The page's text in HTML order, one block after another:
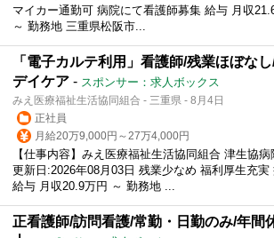
マイカー通勤可 病院にて看護師募集 給与 月収
～ 勤務地 三重県松阪市...
「電子カルテ利用」看護師/残業ほぼな
デイケア - スポンサー：求人ボックス
みえ医療福祉生活協同組合 - 三重県 - 8月4日
正社員
月給20万9,000円～27万4,000円
【仕事内容】みえ医療福祉生活協同組合 津生協
更新日:2026年08月03日 残業少なめ 福利厚生充
給与 月収20.9万円 ～ 勤務地 ...
正看護師/訪問看護/常勤・日勤のみ/年間